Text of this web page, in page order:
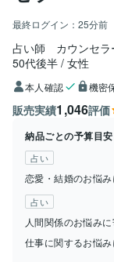
最終ログイン： 25分前
占い師　カウンセラ
50代後半 女性
本人確認 機密
販売実績1,046評価
納品ごとの予算目安
占い
恋愛・結婚のお悩
占い
人間関係のお悩み
仕事に関するお悩